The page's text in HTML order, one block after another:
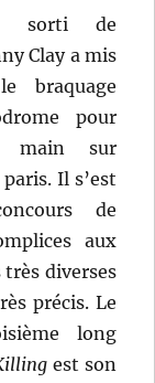
sorti de
Clay a mis
braquage
pour
main sur
Il s’est
de
aux
diverses
précis. Le
long
est son